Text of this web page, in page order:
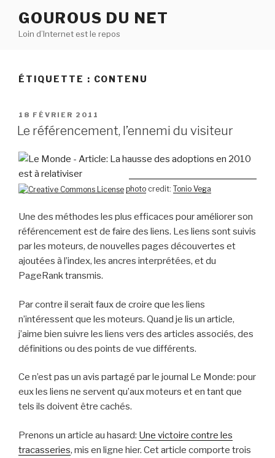
contenu
GOUROUS DU NET
Loin d’Internet est le repos
ÉTIQUETTE : CONTENU
PUBLIÉ
LE
18 FÉVRIER 2011
Le référencement, l’ennemi du visiteur
photo credit: Tonio Vega
Une des méthodes les plus efficaces pour améliorer son
référencement est de faire des liens. Les liens sont suivis
par les moteurs, de nouvelles pages découvertes et
ajoutées à l’index, les ancres interprétées, et du
PageRank transmis.
Par contre il serait faux de croire que les liens
n’intéressent que les moteurs. Quand je lis un article,
j’aime bien suivre les liens vers des articles associés, des
définitions ou des points de vue différents.
Ce n’est pas un avis partagé par le journal Le Monde: pour
eux les liens ne servent qu’aux moteurs et en tant que
tels ils doivent être cachés.
Prenons un article au hasard: Une victoire contre les
tracasseries, mis en ligne hier. Cet article comporte trois